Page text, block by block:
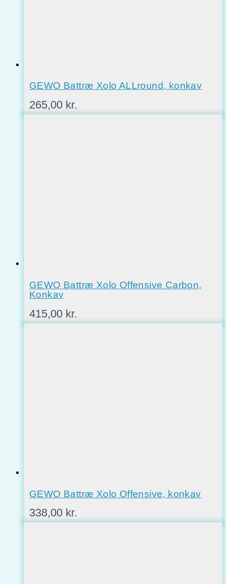
GEWO Battræ Xolo ALLround, konkav
265,00 kr.
GEWO Battræ Xolo Offensive Carbon,
Konkav
415,00 kr.
GEWO Battræ Xolo Offensive, konkav
338,00 kr.